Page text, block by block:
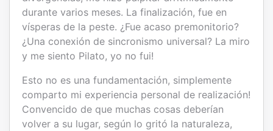
durante varios meses. La finalización, fue en
vísperas de la peste. ¿Fue acaso premonitorio?
¿Una conexión de sincronismo universal? La miro
y me siento Pilato, yo no fui!
Esto no es una fundamentación, simplemente
comparto mi experiencia personal de realización!
Convencido de que muchas cosas deberían
volver a su lugar, según lo gritó la naturaleza,